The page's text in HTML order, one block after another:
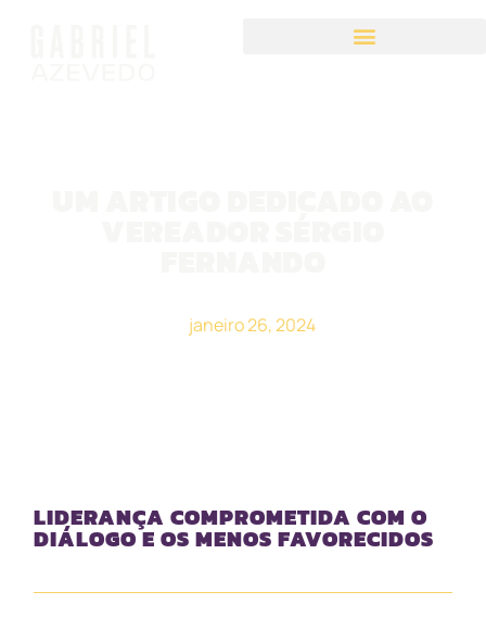
janeiro 26, 2024
LIDERANÇA COMPROMETIDA COM O
DIÁLOGO E OS MENOS FAVORECIDOS